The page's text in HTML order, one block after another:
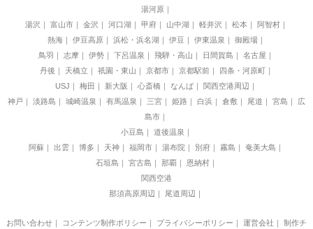
湯河原
湯沢
富山市 金沢 河口湖 甲府 山中湖 軽井沢 松本
阿智村
熱海
伊豆高原 浜松・浜名湖 伊豆 伊東温泉
御殿場
鳥羽
志摩 伊勢 下呂温泉 飛騨・高山 日間賀島
名古屋
丹後
天橋立 祇園・東山 京都市 京都駅前
四条・河原町
USJ
梅田 新大阪 心斎橋 なんば
関西空港周辺
神戸
淡路島 城崎温泉 有馬温泉 三宮 姫路 白浜 倉敷 尾道 宮島
広
島市
小豆島
道後温泉
阿蘇
出雲 博多 天神 福岡市 湯布院 別府 霧島
奄美大島
石垣島
宮古島 那覇
恩納村
関西空港
那須高原周辺
尾道周辺
お問い合わせ｜ コンテンツ制作ポリシー ｜ プライバシーポリシー ｜ 運営会社 ｜ 制作チ